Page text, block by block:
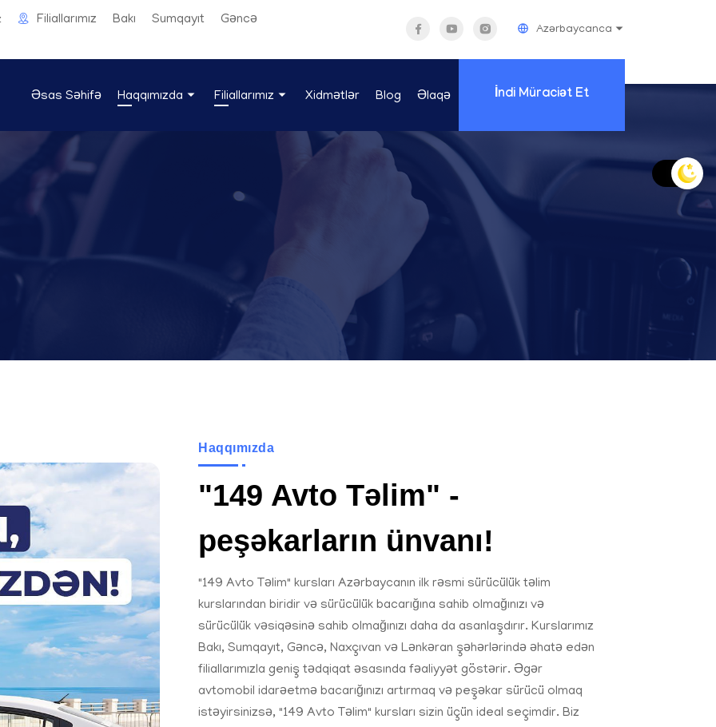
Filiallarımız Bakı Sumqayıt Gəncə
Azərbaycanca
Əsas Səhifə Haqqımızda Filiallarımız Xidmətlər Blog Əlaqə İndi Müraciət Et
Haqqımızda
"149 Avto Təlim" -
peşəkarların ünvanı!
"149 Avto Təlim" kursları Azərbaycanın ilk rəsmi sürücülük təlim
kurslarından biridir və sürücülük bacarığına sahib olmağınızı və
sürücülük vəsiqəsinə sahib olmağınızı daha da asanlaşdırır. Kurslarımız
Bakı, Sumqayıt, Gəncə, Naxçıvan və Lənkəran şəhərlərində əhatə edən
filiallarımızla geniş tədqiqat əsasında fəaliyyət göstərir. Əgər
avtomobil idarəetmə bacarığınızı artırmaq və peşəkar sürücü olmaq
istəyirsinizsə, "149 Avto Təlim" kursları sizin üçün ideal seçimdir. Biz